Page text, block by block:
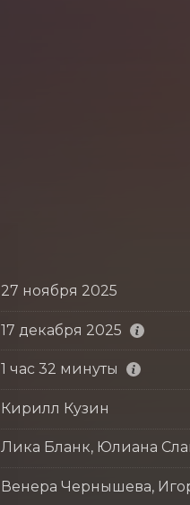
27 ноября 2025
17 декабря 2025
1 час 32 минуты
Кирилл Кузин
Лика Бланк, Юлиана
Венера Чернышева,